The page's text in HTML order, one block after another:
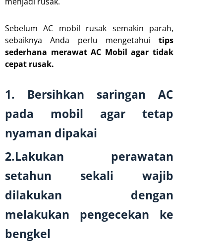
Sebelum AC mobil rusak semakin parah,
sebaiknya Anda perlu mengetahui tips
sederhana merawat AC Mobil agar tidak
cepat rusak.
1. Bersihkan saringan AC
pada mobil agar tetap
nyaman dipakai
2.Lakukan perawatan
setahun sekali wajib
dilakukan dengan
melakukan pengecekan ke
bengkel